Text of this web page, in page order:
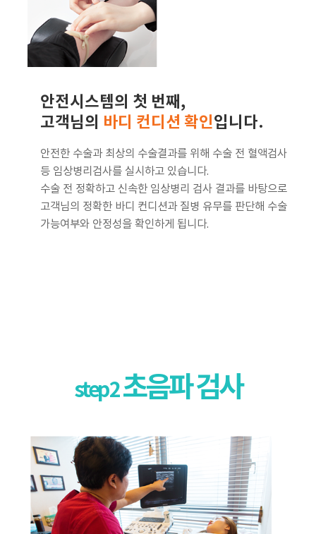
안전시스템의 첫 번째,
고객님의 바디 컨디션 확인입니다.
안전한 수술과 최상의 수술결과를 위해 수술 전 혈액검사
등 임상병리검사를 실시하고 있습니다.
수술 전 정확하고 신속한 임상병리 검사 결과를 바탕으로
고객님의 정확한 바디 컨디션과 질병 유무를 판단해 수술
가능여부와 안정성을 확인하게 됩니다.
step 2초음파 검사